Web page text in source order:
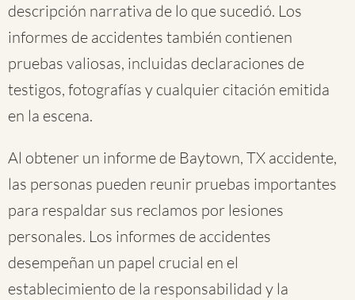
descripción narrativa de lo que sucedió. Los
informes de accidentes también contienen
pruebas valiosas, incluidas declaraciones de
testigos, fotografías y cualquier citación emitida
en la escena.
Al obtener un informe de Baytown, TX accidente,
las personas pueden reunir pruebas importantes
para respaldar sus reclamos por lesiones
personales. Los informes de accidentes
desempeñan un papel crucial en el
establecimiento de la responsabilidad y la